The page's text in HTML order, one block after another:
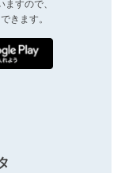
すので、
きます。